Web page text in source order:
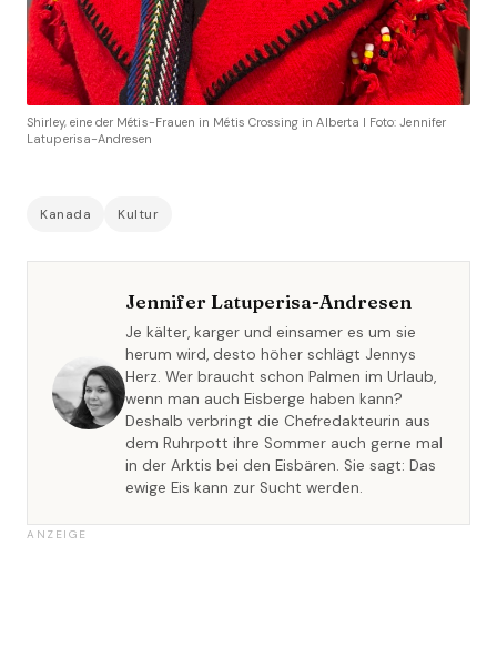
Shirley, eine der Métis-Frauen in Métis Crossing in Alberta I Foto: Jennifer
Latuperisa-Andresen
Kanada Kultur
Jennifer Latuperisa-Andresen
Je kälter, karger und einsamer es um sie
herum wird, desto höher schlägt Jennys
Herz. Wer braucht schon Palmen im Urlaub,
wenn man auch Eisberge haben kann?
Deshalb verbringt die Chefredakteurin aus
dem Ruhrpott ihre Sommer auch gerne mal
in der Arktis bei den Eisbären. Sie sagt: Das
ewige Eis kann zur Sucht werden.
ANZEIGE